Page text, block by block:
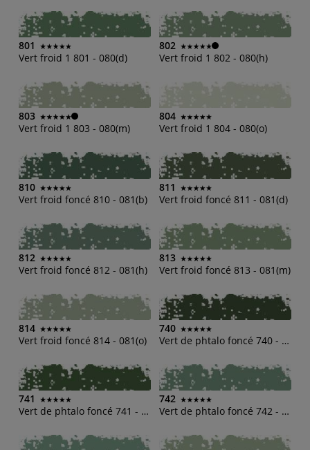
801
Vert froid 1 801 - 080(d)
802
Vert froid 1 802 - 080(h)
803
Vert froid 1 803 - 080(m)
804
Vert froid 1 804 - 080(o)
810
Vert froid foncé 810 - 081(b)
811
Vert froid foncé 811 - 081(d)
812
Vert froid foncé 812 - 081(h)
813
Vert froid foncé 813 - 081(m)
814
Vert froid foncé 814 - 081(o)
740
Vert de phtalo foncé 740 - 074(b)
741
Vert de phtalo foncé 741 - 074(d)
742
Vert de phtalo foncé 742 - 074(h)